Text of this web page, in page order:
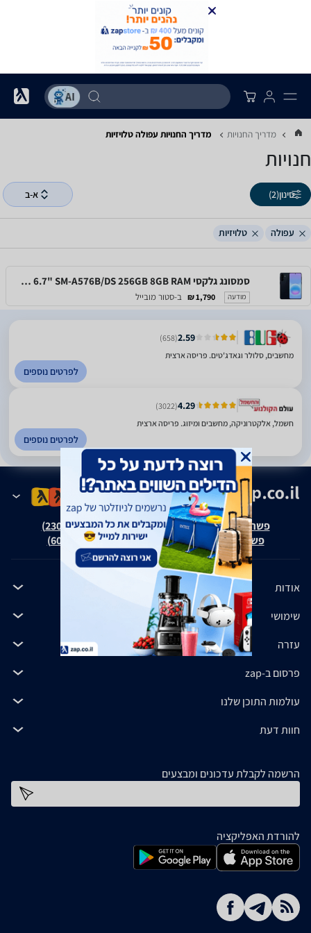
מדריך החנויות מדריך החנויות ‏עפולה ‏טלויזיות
חנויות
סינון(2) א-ב
עפולה טלויזיות
סמסונג גלקסי Samsung Galaxy A57 5G 6.7" SM-A576B/DS 256GB 8GB RAM
מודעה 1,790 ₪ ב-סטור מובייל
2.59
(658)
מחשבים, סלולר וגאדג'טים. פריסה ארצית
לפרטים נוספים
4.29
(3022)
חשמל, אלקטרוניקה, מחשבים ומיזוג. פריסה ארצית
לפרטים נוספים
פשרה בת"צ אבנצ'יק נ' זאפ גרופ (ת"צ 23008-08-20)
פשרה בת"צ כהנים נ' זאפ גרופ (ת"צ 60371-12-19)
אודות
שימושי
עזרה
פרסום ב-zap
עולמות התוכן שלנו
חוות דעת
הרשמה לקבלת עדכונים ומבצעים
להורדת האפליקציה